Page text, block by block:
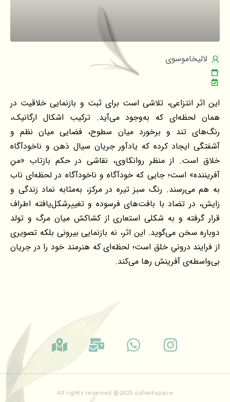
لالیخاموسوی
این اثر انتزاعی، تلاشی است برای ثبت و بازنمایی خلاقیت در
همان لحظه‌ای که به‌وجود می‌آید. ترکیب اشکال ارگانیک،
رنگ‌های تند و برخورد میان سطوح، فضایی میان نظم و
آشفتگی ایجاد کرده که یادآور جریان سیال ذهن و ناخودآگاه
خلاق است. از منظر روانکاوی، نقاشی در حکم بازتاب «منِ
آفریننده» است؛ جایی که خودآگاه و ناخودآگاه در لحظه‌ای ناب
به هم می‌رسند. رنگ سبز تیره در مرکز، به‌مثابه نماد زندگی و
زایش، در تضاد با بافت‌های فرسوده و تغییرشکل‌یافته اطراف
قرار گرفته و به شکلی استعاری از کشاکش میان مرگ و تولد
دوباره سخن می‌گوید. این اثر، نه بازنمایی بیرونی بلکه تصویری
از فرایند درونیِ خلق است؛ لحظه‌ای که هنرمند خود را در جریان
بی‌واسطه‌ی آفرینش رها می‌کند.
All rights reserved @2025 sufiartspace